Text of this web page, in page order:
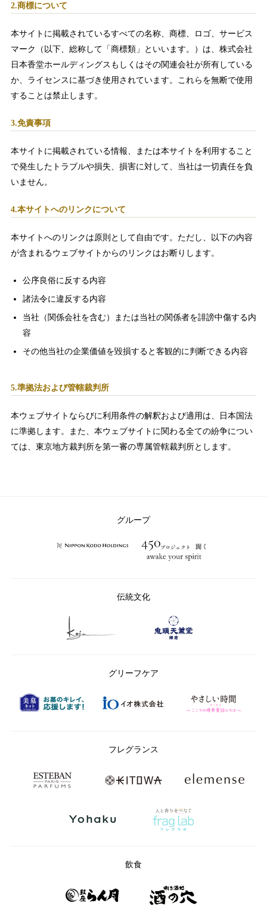
2.商標について
本サイトに掲載されているすべての名称、商標、ロゴ、サービス
マーク（以下、総称して「商標類」といいます。）は、株式会社
日本香堂ホールディングスもしくはその関連会社が所有している
か、ライセンスに基づき使用されています。これらを無断で使用
することは禁止します。
3.免責事項
本サイトに掲載されている情報、または本サイトを利用すること
で発生したトラブルや損失、損害に対して、当社は一切責任を負
いません。
4.本サイトへのリンクについて
本サイトへのリンクは原則として自由です。ただし、以下の内容
が含まれるウェブサイトからのリンクはお断りします。
公序良俗に反する内容
諸法令に違反する内容
当社（関係会社を含む）または当社の関係者を誹謗中傷する内
容
その他当社の企業価値を毀損すると客観的に判断できる内容
5.準拠法および管轄裁判所
本ウェブサイトならびに利用条件の解釈および適用は、日本国法
に準拠します。また、本ウェブサイトに関わる全ての紛争につい
ては、東京地方裁判所を第一審の専属管轄裁判所とします。
グループ
伝統文化
グリーフケア
フレグランス
飲食